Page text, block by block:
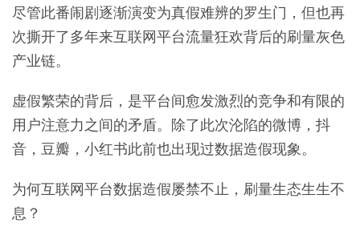
尽管此番闹剧逐渐演变为真假难辨的罗生门，但也再
次撕开了多年来互联网平台流量狂欢背后的刷量灰色
产业链。
虚假繁荣的背后，是平台间愈发激烈的竞争和有限的
用户注意力之间的矛盾。除了此次沦陷的微博，抖
音，豆瓣，小红书此前也出现过数据造假现象。
为何互联网平台数据造假屡禁不止，刷量生态生生不
息？